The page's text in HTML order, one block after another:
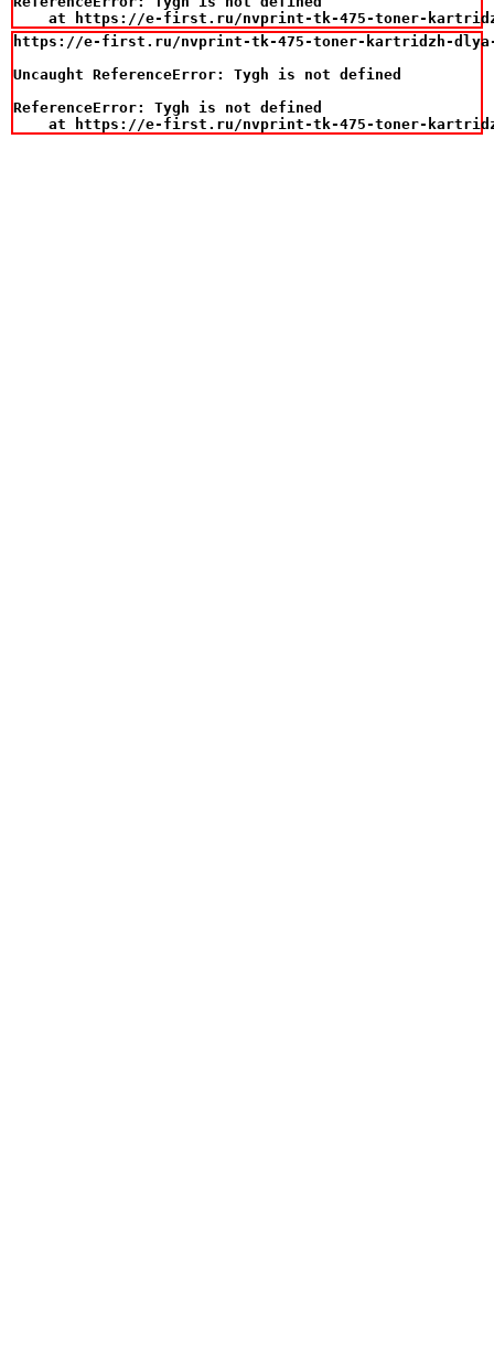
at https://e-first.ru/nvprint-tk-475-toner-
https://e-first.ru/nvprint-tk-475-toner-kartridzh-dlya-
Uncaught ReferenceError: Tygh is not defined
ReferenceError: Tygh is not defined
at https://e-first.ru/nvprint-tk-475-toner-